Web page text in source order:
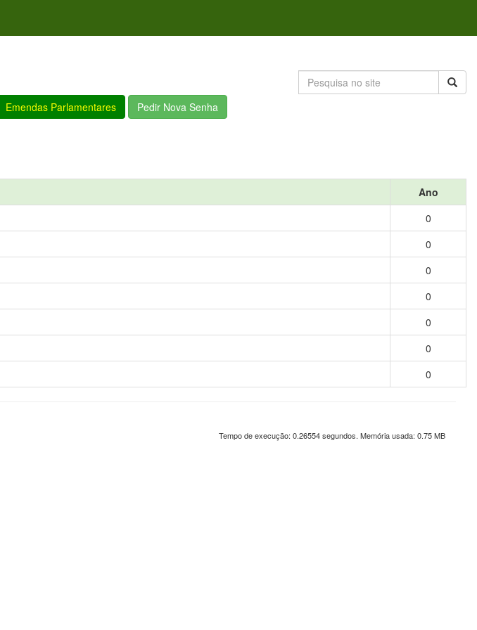
Emendas Parlamentares Pedir Nova Senha
Ano
0
0
0
0
0
0
0
Tempo de execução: 0.26554 segundos. Memória usada: 0.75 MB